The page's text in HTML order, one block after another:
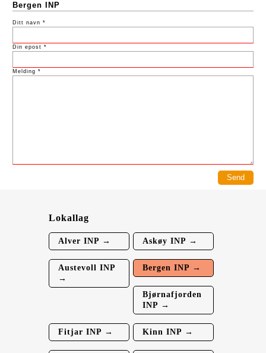
Bergen INP
Ditt navn *
Din epost *
Melding *
Lokallag
Alver INP → Askøy INP →
Austevoll INP
→
Bergen INP →
Bjørnafjorden
INP →
Fitjar INP → Kinn INP →